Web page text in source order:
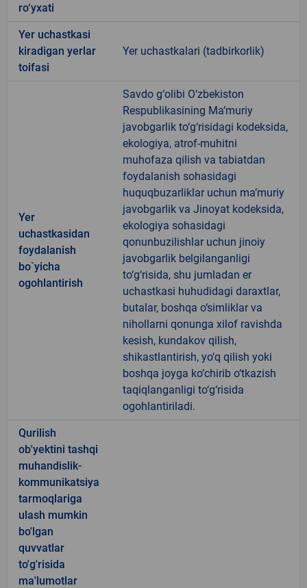
ro‘yxati
Yer uchastkasi
kiradigan yerlar
toifasi
Yer uchastkalari (tadbirkorlik)
Yer
uchastkasidan
foydalanish
bo`yicha
ogohlantirish
Savdo g‘olibi O‘zbekiston
Respublikasining Ma’muriy
javobgarlik to‘g‘risidagi kodeksida,
ekologiya, atrof-muhitni
muhofaza qilish va tabiatdan
foydalanish sohasidagi
huquqbuzarliklar uchun ma’muriy
javobgarlik va Jinoyat kodeksida,
ekologiya sohasidagi
qonunbuzilishlar uchun jinoiy
javobgarlik belgilanganligi
to‘g‘risida, shu jumladan er
uchastkasi huhudidagi daraxtlar,
butalar, boshqa o‘simliklar va
nihollarni qonunga xilof ravishda
kesish, kundakov qilish,
shikastlantirish, yo‘q qilish yoki
boshqa joyga ko‘chirib o‘tkazish
taqiqlanganligi to‘g‘risida
ogohlantiriladi.
Qurilish
ob'yektini tashqi
muhandislik-
kommunikatsiya
tarmoqlariga
ulash mumkin
bo'lgan
quvvatlar
to'g'risida
ma'lumotlar